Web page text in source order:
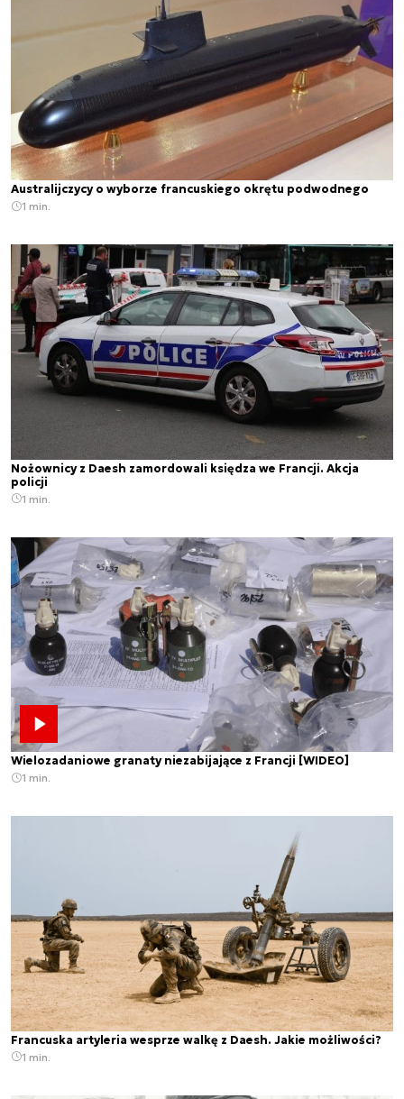
Australijczycy o wyborze francuskiego okrętu podwodnego
1 min.
Nożownicy z Daesh zamordowali księdza we Francji. Akcja
policji
1 min.
Wielozadaniowe granaty niezabijające z Francji [WIDEO]
1 min.
Francuska artyleria wesprze walkę z Daesh. Jakie możliwości?
1 min.